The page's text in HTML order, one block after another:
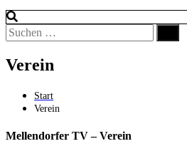
Suchen
nach:
Verein
Start
Verein
Mellendorfer TV – Verein